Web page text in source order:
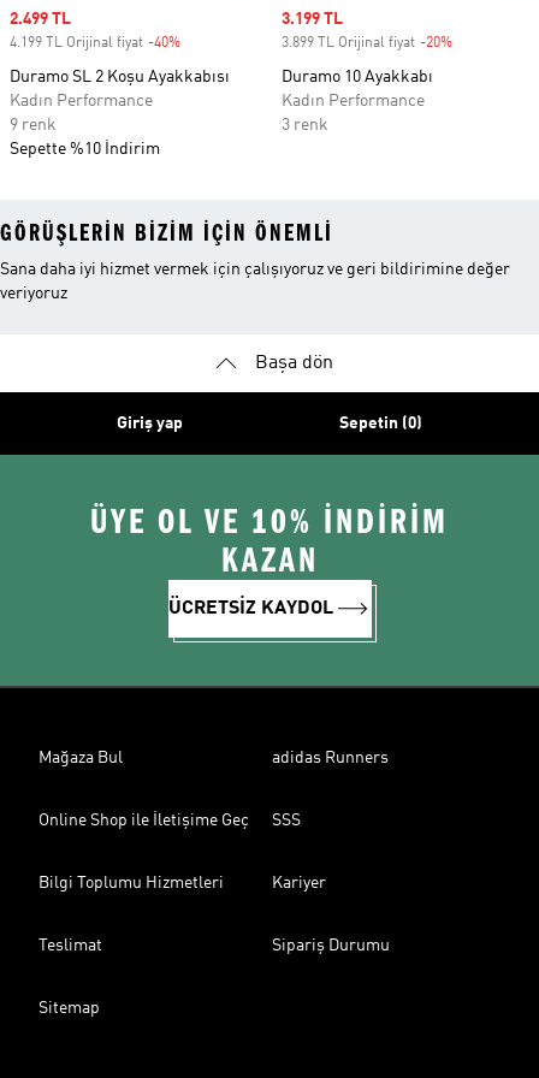
Sale price
2.499 TL
4.199 TL Orijinal fiyat -40%
Duramo SL 2 Koşu Ayakkabısı
Kadın Performance
9 renk
Sepette %10 İndirim
Sale price
3.199 TL
3.899 TL Orijinal fiyat -20%
Duramo 10 Ayakkabı
Kadın Performance
3 renk
GÖRÜŞLERIN BIZIM IÇIN ÖNEMLI
Sana daha iyi hizmet vermek için çalışıyoruz ve geri bildirimine değer
veriyoruz
Başa dön
Giriş yap Sepetin (0)
ÜYE OL VE 10% İNDİRİM
KAZAN
ÜCRETSİZ KAYDOL
Mağaza Bul adidas Runners
Online Shop ile İletişime Geç SSS
Bilgi Toplumu Hizmetleri Kariyer
Teslimat Sipariş Durumu
Sitemap